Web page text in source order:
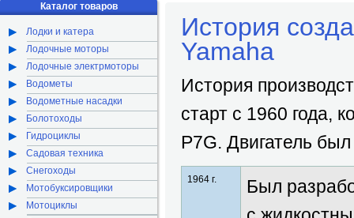
История
Yamaha
История
старт с 1960 года,
P7G. Двигатель
1964 г.
Был
Каталог товаров
Лодки и катера
Лодочные моторы
Лодочные электрмоторы
Водометы
Водометные насадки
Болотоходы
Гидроциклы
Садовая техника
Снегоходы
Мотобуксировщики
Мотоциклы